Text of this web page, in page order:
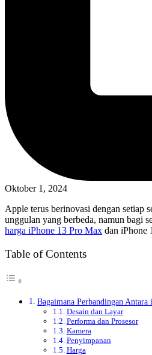
Oktober 1, 2024
Apple terus berinovasi dengan
unggulan yang berbeda, namun bagi
harga iPhone 13 Pro Max dan iPhone
Table of Contents
Bagaimana Perbandingan
Desain dan Layar
Performa dan Prosesor
Kamera
Penyimpanan
Harga